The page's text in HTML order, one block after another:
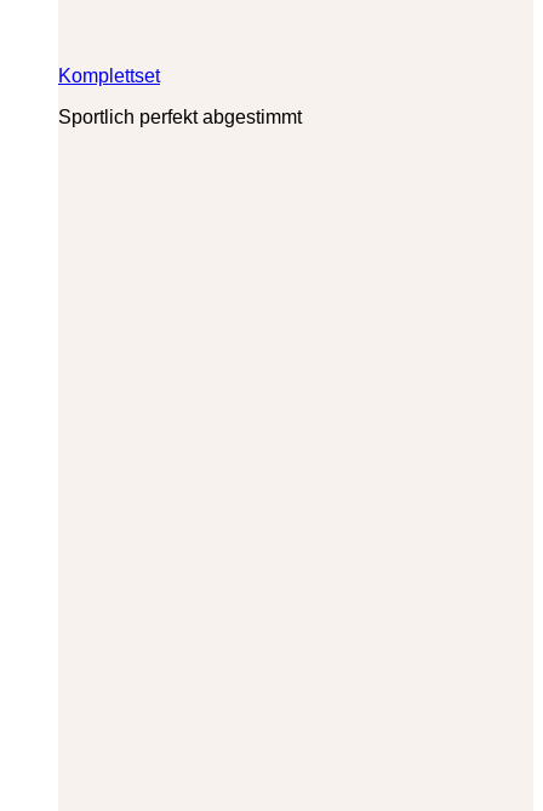
Komplettset
Sportlich perfekt abgestimmt